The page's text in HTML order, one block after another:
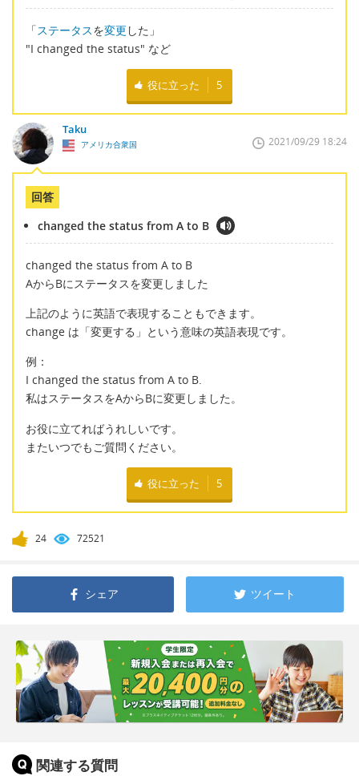
「ステータスを変更 した」
"I changed the status" など
役に立った 5
Taku
アメリカ合衆国 2021/09/29 18:24
回答
changed the status from A to B
changed the status from A to B
AからBにステータスを変更しました
上記のように英語で表現することもできます。
change は「変更する」という意味の英語表現です。
例：
I changed the status from A to B.
私はステータスをAからBに変更しました。
お役に立てればうれしいです。
またいつでもご質問ください。
役に立った 5
24 72521
シェア ツイート
関連する質問